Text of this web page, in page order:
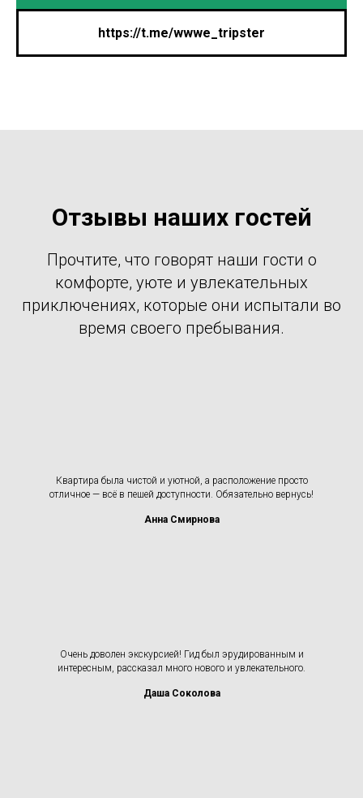
https://t.me/wwwe_tripster
Отзывы наших гостей
Прочтите, что говорят наши гости о
комфорте, уюте и увлекательных
приключениях, которые они испытали во
время своего пребывания.
Квартира была чистой и уютной, а расположение просто
отличное — всё в пешей доступности. Обязательно вернусь!
Анна Смирнова
Очень доволен экскурсией! Гид был эрудированным и
интересным, рассказал много нового и увлекательного.
Даша Соколова